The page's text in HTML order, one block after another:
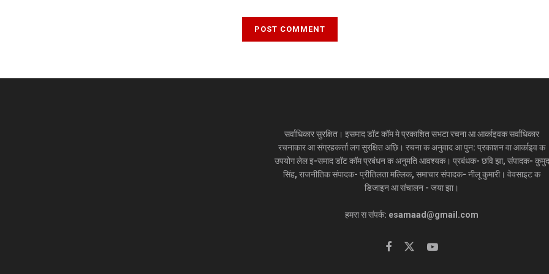
सर्वाधिकार सुरक्षित। इसमाद डॉट कॉम मे प्रकाशित सभटा रचना आ आर्काइवक सर्वाधिकार
रचनाकार आ संग्रहकर्त्ता लग सुरक्षित अछि। रचना क अनुवाद आ पुन: प्रकाशन वा आर्काइव क
उपयोग लेल इ-समाद डॉट कॉम प्रबंधन क अनुमति आवश्यक। प्रबंधक- छवि झा, संपादक- कुमुद
सिंह, राजनीतिक संपादक- प्रीतिलता मल्लिक, समाचार संपादक- नीलू कुमारी। वेवसाइट क
डिजाइन आ संचालन - जया झा।
हमरा स संपर्क: esamaad@gmail.com